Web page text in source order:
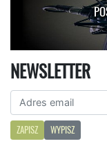
NEWSLETTER
ZAPISZ WYPISZ